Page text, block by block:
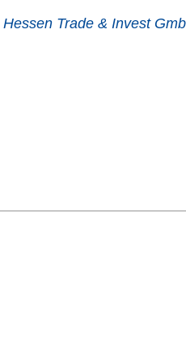
Hessen Trade & Invest